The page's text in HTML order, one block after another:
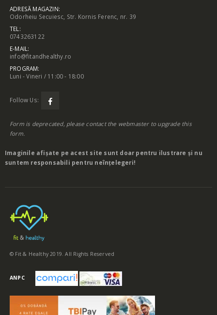
ADRESĂ MAGAZIN:
Odorheiu Secuiesc, Str. Kornis Ferenc, nr. 39
TEL:
0743263122
E-MAIL:
info@fitandhealthy.ro
PROGRAM:
Luni - Vineri / 11:00 - 18:00
Follow Us:
Form is deprecated, please contact the webmaster toupgradethis
form.
Imaginile afișate pe acest site sunt doar pentru ilustrare și nu
suntem responsabili pentru neînțelegeri!
© Fit & Healthy 2019. All Rights Reserved
ANPC